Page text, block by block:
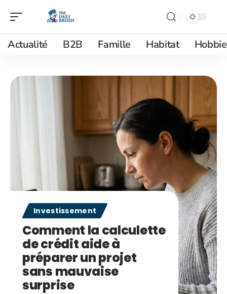
Actualité B2B Famille Habitat
Investissement
Comment la calculette
de crédit aide à
préparer un projet
sans mauvaise
surprise